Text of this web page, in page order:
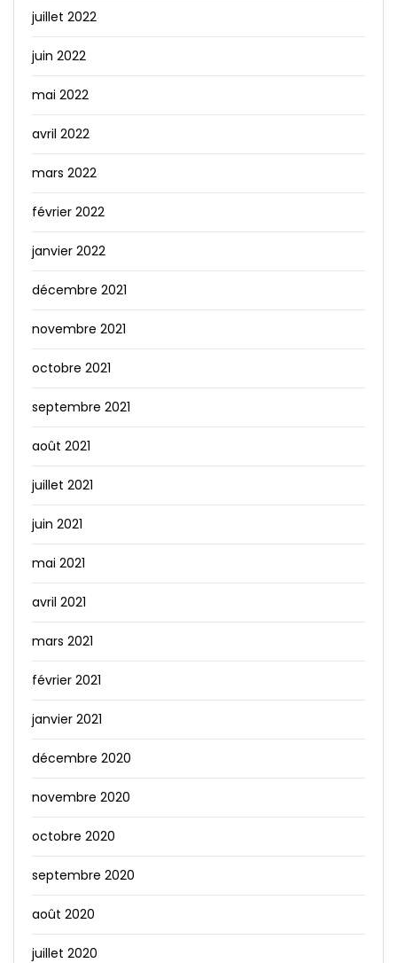
juillet 2022
juin 2022
mai 2022
avril 2022
mars 2022
février 2022
janvier 2022
décembre 2021
novembre 2021
octobre 2021
septembre 2021
août 2021
juillet 2021
juin 2021
mai 2021
avril 2021
mars 2021
février 2021
janvier 2021
décembre 2020
novembre 2020
octobre 2020
septembre 2020
août 2020
juillet 2020